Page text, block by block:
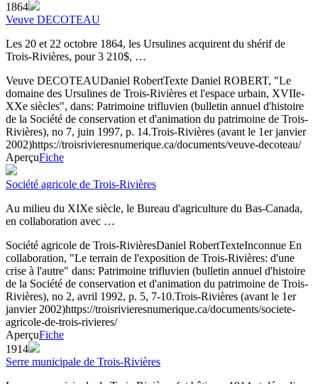
1864
Veuve DECOTEAU
Les 20 et 22 octobre 1864, les Ursulines acquirent du shérif de
Trois-Rivières, pour 3 210$, …
Veuve DECOTEAUDaniel RobertTexte Daniel ROBERT, "Le
domaine des Ursulines de Trois-Rivières et l'espace urbain, XVIIe-
XXe siècles", dans: Patrimoine trifluvien (bulletin annuel d'histoire
de la Société de conservation et d'animation du patrimoine de Trois-
Rivières), no 7, juin 1997, p. 14.Trois-Rivières (avant le 1er janvier
2002)https://troisrivieresnumerique.ca/documents/veuve-decoteau/
AperçuFiche
Société agricole de Trois-Rivières
Au milieu du XIXe siècle, le Bureau d'agriculture du Bas-Canada,
en collaboration avec …
Société agricole de Trois-RivièresDaniel RobertTexteInconnue En
collaboration, "Le terrain de l'exposition de Trois-Rivières: d'une
crise à l'autre" dans: Patrimoine trifluvien (bulletin annuel d'histoire
de la Société de conservation et d'animation du patrimoine de Trois-
Rivières), no 2, avril 1992, p. 5, 7-10.Trois-Rivières (avant le 1er
janvier 2002)https://troisrivieresnumerique.ca/documents/societe-
agricole-de-trois-rivieres/
AperçuFiche
1914
Serre municipale de Trois-Rivières